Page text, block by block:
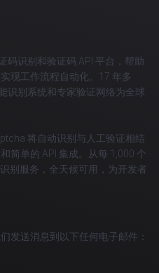
码识别和验证码 API 平台，帮助
现工作流程自动化。17 年多
识别系统和专家验证网络为全球
将自动识别与人工验证相结
简单的 API 集成。从每 1,000 个
别服务，全天候可用，为开发者
发送消息到以下任何电子邮件：